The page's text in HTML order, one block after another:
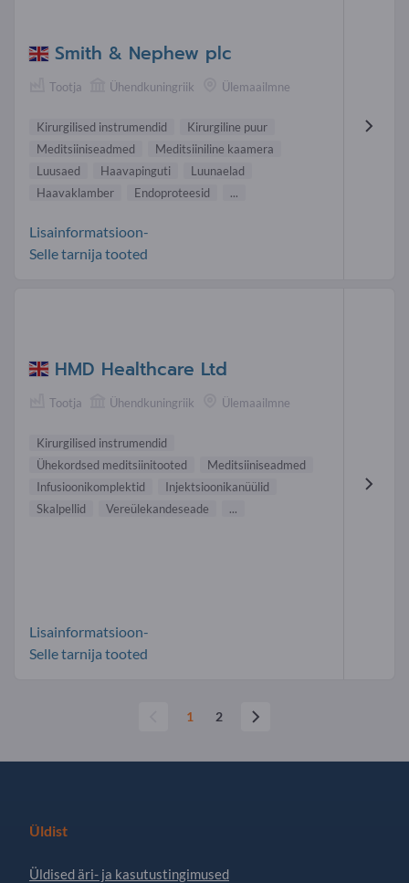
Smith & Nephew plc
Tootja Ühendkuningriik Ülemaailmne
Kirurgilised instrumendid
Kirurgiline puur
Meditsiiniseadmed
Meditsiiniline kaamera
Luusaed
Haavapinguti
Luunaelad
Haavaklamber
Endoproteesid ...
Lisainformatsioon-
Selle tarnija tooted
HMD Healthcare Ltd
Tootja Ühendkuningriik Ülemaailmne
Kirurgilised instrumendid
Ühekordsed meditsiinitooted
Meditsiiniseadmed
Infusioonikomplektid
Injektsioonikanüülid
Skalpellid
Vereülekandeseade ...
Lisainformatsioon-
Selle tarnija tooted
1 2
Üldist
Üldised äri- ja kasutustingimused